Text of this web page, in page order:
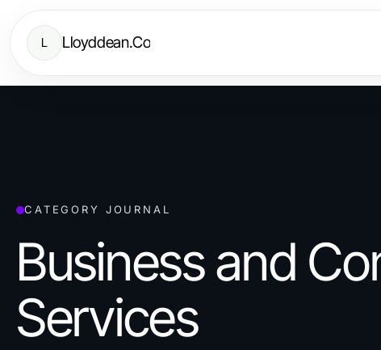
L Lloyddean.Co
CATEGORY JOURNAL
Business and
Services